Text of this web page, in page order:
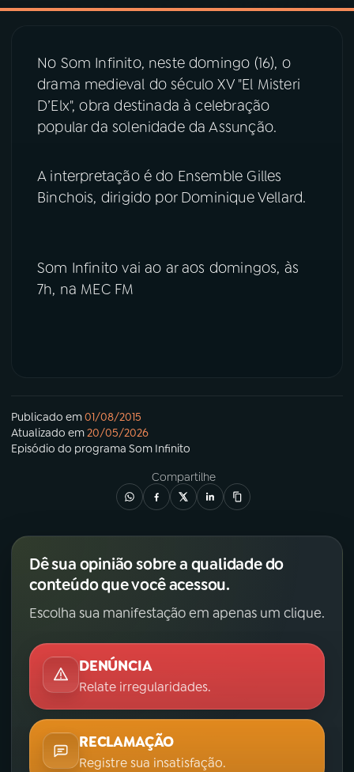
02A RÁDIO
03 PROGRAMAÇÃO
04PROGRAMAS
07ÚLTIMAS
YouTube
Instagram
No Som Infinito, neste domingo (16), o
drama medieval do século XV "El Misteri
D’Elx", obra destinada à celebração
popular da solenidade da Assunção.
A interpretação é do Ensemble Gilles
Binchois, dirigido por Dominique Vellard.
Som Infinito vai ao ar aos domingos, às
7h, na MEC FM
Publicado em01/08/2015
Atualizado em20/05/2026
Episódio do programa Som Infinito
Compartilhe
Dê sua opinião sobre a qualidade do
conteúdo que você acessou.
Escolha sua manifestação em apenas um clique.
DENÚNCIA
Relate irregularidades.
RECLAMAÇÃO
Registre sua insatisfação.